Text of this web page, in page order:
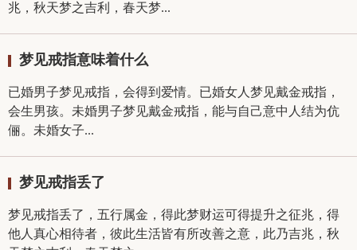
兆，秋天梦之吉利，春天梦...
梦见戒指意味着什么
已婚男子梦见戒指，会得到爱情。已婚女人梦见戴金戒指，
会生男孩。未婚男子梦见戴金戒指，能与自己意中人结为伉
俪。未婚女子...
梦见戒指丢了
梦见戒指丢了，五行属金，得此梦财运可得提升之征兆，得
他人真心相待者，彼此生活皆有所改善之意，此乃吉兆，秋